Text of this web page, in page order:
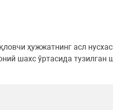
ҳужжатнинг асл
шахс ўртасида тузилган